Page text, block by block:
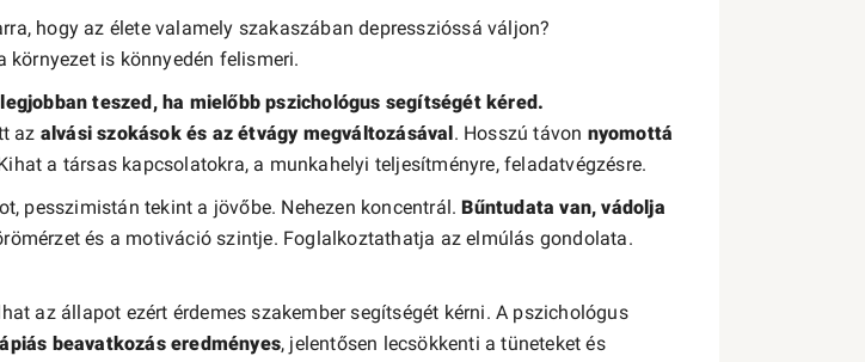
hogy az élete valamely szakaszában depresszióssá váljon?
környezet is könnyedén felismeri.
legjobban teszed, ha mielőbb pszichológus segítségét kéred.
az alvási szokások és az étvágy megváltozásával. Hosszú távon nyomottá
a társas kapcsolatokra, a munkahelyi teljesítményre, feladatvégzésre.
pesszimistán tekint a jövőbe. Nehezen koncentrál.Bűntudata van, vádolja
és a motiváció szintje. Foglalkoztathatja az elmúlás gondolata.
az állapot ezért érdemes szakember segítségét kérni. A pszichológus
beavatkozás eredményes, jelentősen lecsökkenti a tüneteket és